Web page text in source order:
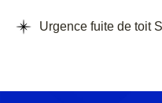
Urgence fuite de toit